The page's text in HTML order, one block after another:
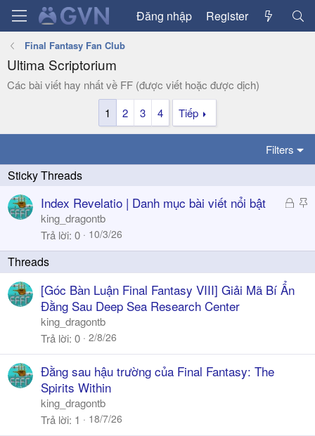
Đăng nhập Register
Final Fantasy Fan Club
Ultima Scriptorium
Các bài viết hay nhất về FF (được viết hoặc được dịch)
1
2 3 4 Tiếp
Filters
Đ
h
a
S
c
y
Index Revelatio | Danh mục bài viết nổi bật
king_dragontb
Trả lời 0 10/3/26
[Góc Bàn Luận Final Fantasy VIII] Giải Mã Bí Ẩn
Đằng Sau Deep Sea Research Center
king_dragontb
Trả lời 0 2/8/26
Đằng sau hậu trường của Final Fantasy: The
Spirits Within
king_dragontb
Trả lời 1 18/7/26